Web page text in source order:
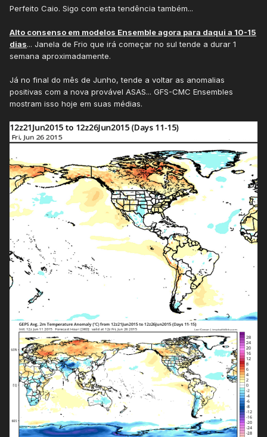
Perfeito Caio. Sigo com esta tendência também...
Alto consenso em modelos Ensemble agora para daqui a 10-15
dias... Janela de Frio que irá começar no sul tende a durar 1
semana aproximadamente.
Já no final do mês de Junho, tende a voltar as anomalias
positivas com a nova provável ASAS... GFS-CMC Ensembles
mostram isso hoje em suas médias.